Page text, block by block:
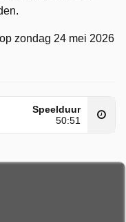
zondag 24 mei 2026
Speelduur
50:51